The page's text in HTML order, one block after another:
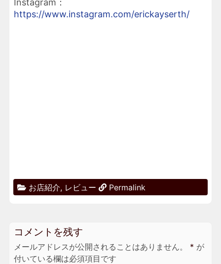
Instagram：
https://www.instagram.com/erickayserth/
お店紹介, レビュー Permalink
コメントを残す
メールアドレスが公開されることはありません。 * が
付いている欄は必須項目です